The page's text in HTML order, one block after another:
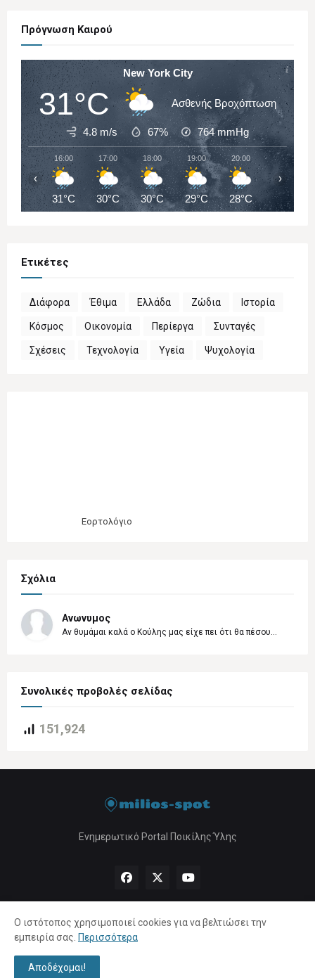
Πρόγνωση Καιρού
New York City
31°C Ασθενής Βροχόπτωση
4.8 m/s 67% 764mmHg
16:00
31°C
17:00
30°C
18:00
30°C
19:00
29°C
20:00
28°C
21:00
27°C
‹ ›
Ετικέτες
Διάφορα Έθιμα Ελλάδα Ζώδια Ιστορία
Κόσμος Οικονομία Περίεργα Συνταγές
Σχέσεις Τεχνολογία Υγεία Ψυχολογία
Εορτολόγιο
Σχόλια
Ανωνυμος
Αν θυμάμαι καλά ο Κούλης μας είχε πει ότι θα πέσου...
Συνολικές προβολές σελίδας
151,924
Ενημερωτικό Portal Ποικίλης Ύλης
Αρχική About Us Πολιτική Απορρήτου
Ο ιστότοπος χρησιμοποιεί cookies για να βελτιώσει την
εμπειρία σας. Περισσότερα
Αποδέχομαι!